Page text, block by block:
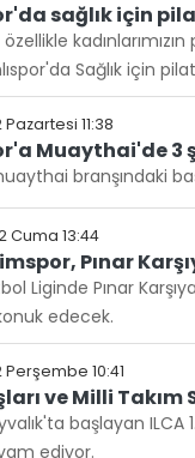
sağlık için
Sağlık için
Pazartesi 11:38
Muaythai'de 3
branşındaki
Cuma 13:44
Pınar
Liginde Pınar
edecek.
Perşembe 10:41
ve Milli
başlayan ILCA
ediyor.